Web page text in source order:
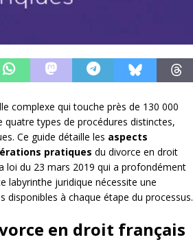
complexe qui touche près de 130 000
types de procédures distinctes,
Ce guide détaille les aspects
pratiques du divorce en droit
loi du 23 mars 2019 qui a profondément
labyrinthe juridique nécessite une
à chaque étape du processus.
en droit français